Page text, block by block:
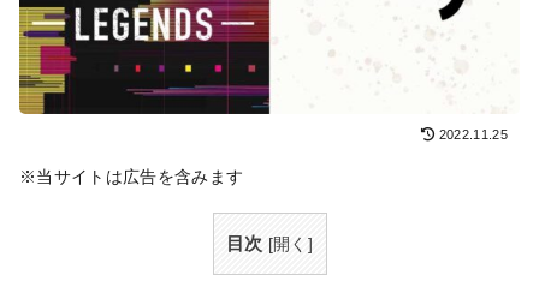
2022.11.25
※当サイトは広告を含みます
目次 [開く ]